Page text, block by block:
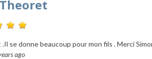
.Il se donne beaucoup pour mon fils . Merci
ago